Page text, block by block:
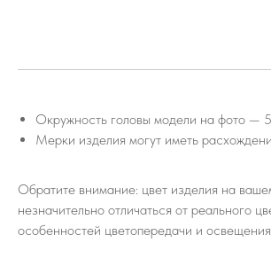
Окружность головы модели на фото —
Мерки изделия могут иметь
Обратите внимание: цвет изделия на
незначительно отличаться от реального
особенностей цветопередачи и